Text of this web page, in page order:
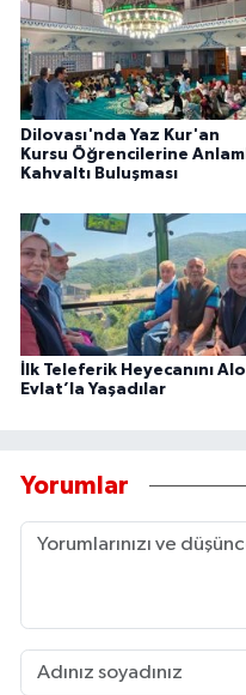
Dilovası'nda Yaz Kur'an
Kursu Öğrencilerine
Kahvaltı Buluşması
İlk Teleferik Heyecanını Alo
Evlat’la Yaşadılar
Yorumlar